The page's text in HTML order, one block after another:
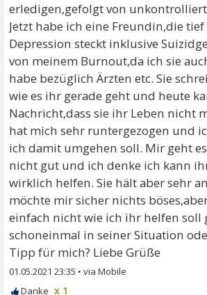
erledigen,gefolgt von
Jetzt habe ich eine Freundin,die
Depression steckt inklusive
von meinem Burnout,da ich sie
habe bezüglich Ärzten etc. Sie
wie es ihr gerade geht und heute
Nachricht,dass sie ihr Leben nicht
hat mich sehr runtergezogen und
ich damit umgehen soll. Mir geht
nicht gut und ich denke ich kann
wirklich helfen. Sie hält aber sehr
möchte mir sicher nichts
einfach nicht wie ich ihr helfen soll
schoneinmal in seiner Situation
Tipp für mich? Liebe Grüße
01.05.2021 23:35 •
x 1